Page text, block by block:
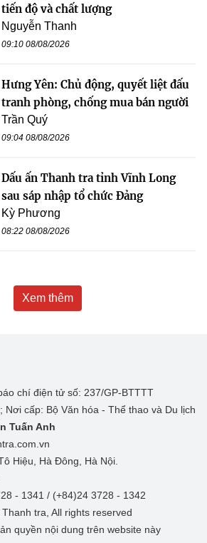
tiến độ và chất lượng
Nguyễn Thanh
09:10 08/08/2026
Hưng Yên: Chủ động, quyết liệt đấu
tranh phòng, chống mua bán người
Trần Quý
09:04 08/08/2026
Dấu ấn Thanh tra tỉnh Vĩnh Long
sau sáp nhập tổ chức Đảng
Kỳ Phương
08:22 08/08/2026
Xem thêm
chí điện tử số: 237/GP-BTTTT
Nơi cấp: Bộ Văn hóa - Thể thao và Du lịch
Tuấn Anh
Hiệu, Hà Đông, Hà Nội.
- 1341 / (+84)24 3728 - 1342
tra, All rights reserved
quyền nội dung trên website này